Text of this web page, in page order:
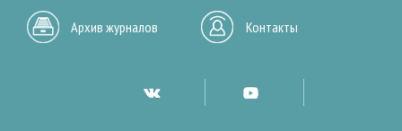
Архив журналов Контакты